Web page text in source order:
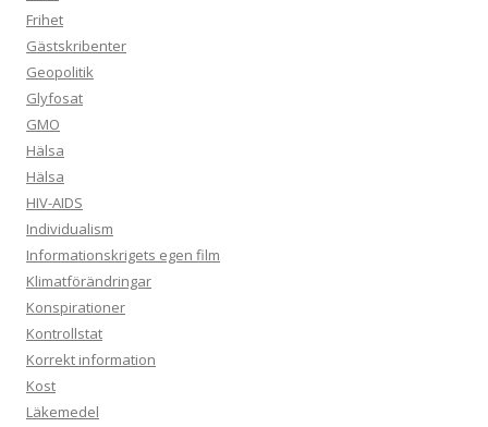
Frihet
Gästskribenter
Geopolitik
Glyfosat
GMO
Hälsa
Hälsa
HIV-AIDS
Individualism
Informationskrigets egen film
Klimatförändringar
Konspirationer
Kontrollstat
Korrekt information
Kost
Läkemedel